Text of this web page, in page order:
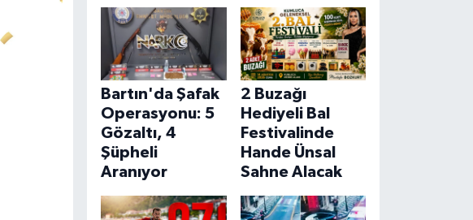
Bartın'da Şafak
Operasyonu: 5
Gözaltı, 4
Şüpheli
Aranıyor
2 Buzağı
Hediyeli Bal
Festivalinde
Hande Ünsal
Sahne Alacak